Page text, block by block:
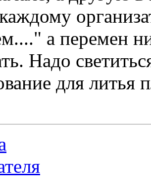
а перемен
Надо
для литья